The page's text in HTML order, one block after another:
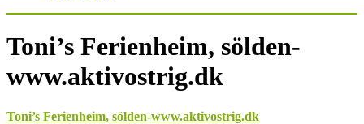
Toni’s Ferienheim, sölden-
www.aktivostrig.dk
Toni’s Ferienheim, sölden-www.aktivostrig.dk